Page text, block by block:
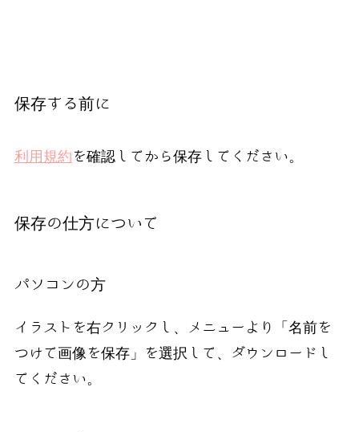
保存する前に
利用規約 を確認してから保存してください。
保存の仕方について
パソコンの方
イラストを右クリックし、メニューより「名前を
つけて画像を保存」を選択して、ダウンロードし
てください。